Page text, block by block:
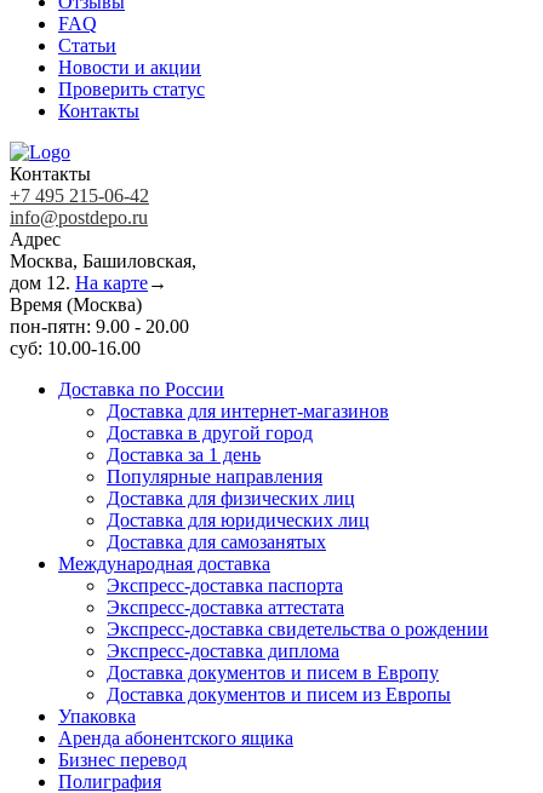
FAQ
Статьи
Новости и акции
Проверить статус
Контакты
Контакты
+7 495 215-06-42
info@postdepo.ru
Адрес
Москва, Башиловская,
дом 12. На карте→
Время (Москва)
пон-пятн: 9.00 - 20.00
суб: 10.00-16.00
Доставка по России
Доставка для интернет-магазинов
Доставка в другой город
Доставка за 1 день
Популярные направления
Доставка для физических лиц
Доставка для юридических лиц
Доставка для самозанятых
Международная доставка
Экспресс-доставка паспорта
Экспресс-доставка аттестата
Экспресс-доставка свидетельства о рождении
Экспресс-доставка диплома
Доставка документов и писем в Европу
Доставка документов и писем из Европы
Упаковка
Аренда абонентского ящика
Бизнес перевод
Полиграфия